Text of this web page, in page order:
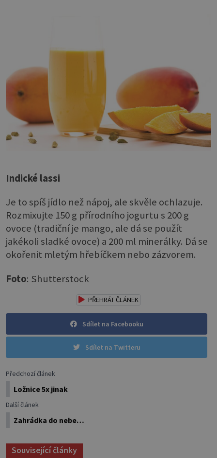
Indické lassi
Je to spíš jídlo než nápoj, ale skvěle ochlazuje.
Rozmixujte 150 g přírodního jogurtu s 200 g
ovoce (tradiční je mango, ale dá se použít
jakékoli sladké ovoce) a 200 ml minerálky. Dá se
okořenit mletým hřebíčkem nebo zázvorem.
Foto: Shutterstock
PŘEHRÁT ČLÁNEK
Sdílet na Facebooku
Sdílet na Twitteru
Předchozí článek
Ložnice 5x jinak
Další článek
Zahrádka do nebe…
Související články